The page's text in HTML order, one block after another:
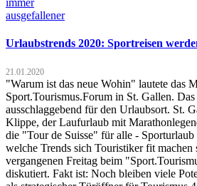
Urlaubstrends 2020: Sportreisen
21.01.2020
"Warum ist das neue Wohin" lautete das
Sport.Tourismus.Forum in St. Gallen.
ausschlaggebend für den Urlaubsort. St.
Klippe, der Laufurlaub mit
die "Tour de Suisse" für alle -
welche Trends sich Touristiker fit machen
vergangenen Freitag beim
diskutiert. Fakt ist: Noch bleiben viele